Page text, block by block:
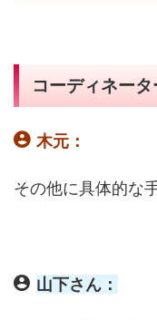
コーディネー
木元：
その他に具体的な
山下さん：